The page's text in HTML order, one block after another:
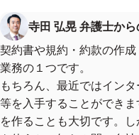
寺田 弘晃 弁護士から
契約書や規約・約款の作
業務の１つです。
もちろん、最近ではイン
等を入手することができ
を作ることも大切です。